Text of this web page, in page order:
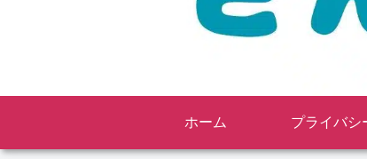
ホーム プライバシ